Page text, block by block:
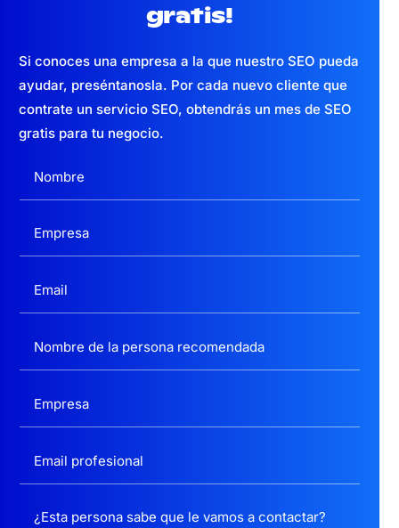
gratis!
Si conoces una empresa a la que nuestro SEO pueda
ayudar, preséntanosla. Por cada nuevo cliente que
contrate un servicio SEO, obtendrás un mes de SEO
gratis para tu negocio.